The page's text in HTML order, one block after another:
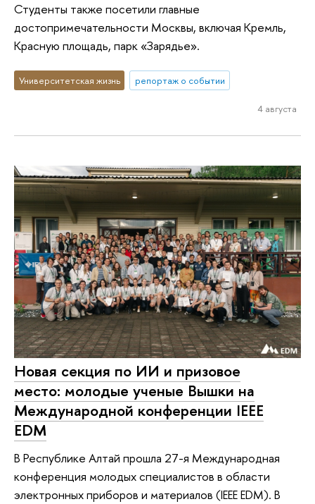
Студенты также посетили главные
достопримечательности Москвы, включая Кремль,
Красную площадь, парк «Зарядье».
Университетская жизнь репортаж о событии
4 августа
Новая секция по ИИ и призовое
место: молодые ученые Вышки на
Международной конференции IEEE
EDM
В Республике Алтай прошла 27-я Международная
конференция молодых специалистов в области
электронных приборов и материалов (IEEE EDM). В